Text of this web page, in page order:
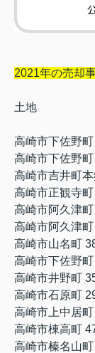
2021年の売却
土地
高崎市下佐野
高崎市下佐野
高崎市吉井町
高崎市正観寺
高崎市阿久津
高崎市阿久津
高崎市山名町
高崎市下佐野
高崎市井野町
高崎市石原町
高崎市上中居
高崎市棟高町
高崎市榛名山